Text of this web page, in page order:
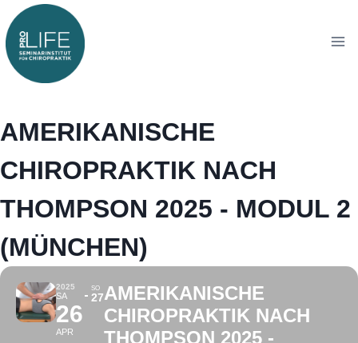
Zum
Inhalt
springen
Zum
Inhalt
springen
AMERIKANISCHE
CHIROPRAKTIK NACH
THOMPSON 2025 - MODUL 2
(MÜNCHEN)
2025
SA
26
APR
SO
27AMERIKANISCHE
CHIROPRAKTIK NACH
THOMPSON 2025 -